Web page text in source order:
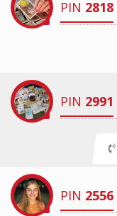
PIN 2818
PIN 2991
PIN 2556